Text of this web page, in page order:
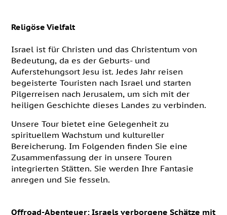
Religöse Vielfalt
Israel ist für Christen und das Christentum von
Bedeutung, da es der Geburts- und
Auferstehungsort Jesu ist. Jedes Jahr reisen
begeisterte Touristen nach Israel und starten
Pilgerreisen nach Jerusalem, um sich mit der
heiligen Geschichte dieses Landes zu verbinden.
Unsere Tour bietet eine Gelegenheit zu
spirituellem Wachstum und kultureller
Bereicherung. Im Folgenden finden Sie eine
Zusammenfassung der in unsere Touren
integrierten Stätten. Sie werden Ihre Fantasie
anregen und Sie fesseln.
Offroad-Abenteuer: Israels verborgene Schätze mit